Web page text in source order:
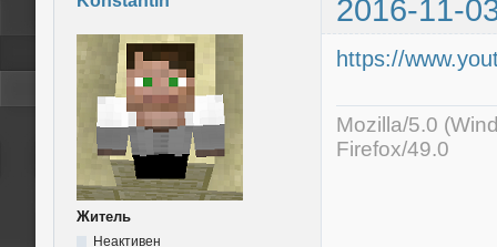
2016-11-
Житель
Неактивен
https://
Mozilla/5.0
Firefox/49.0